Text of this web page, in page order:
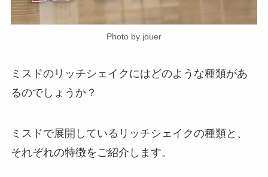
Photo by jouer
ミスドのリッチシェイクにはどのような種類があ
るのでしょうか？
ミスドで展開しているリッチシェイクの種類と、
それぞれの特徴をご紹介します。